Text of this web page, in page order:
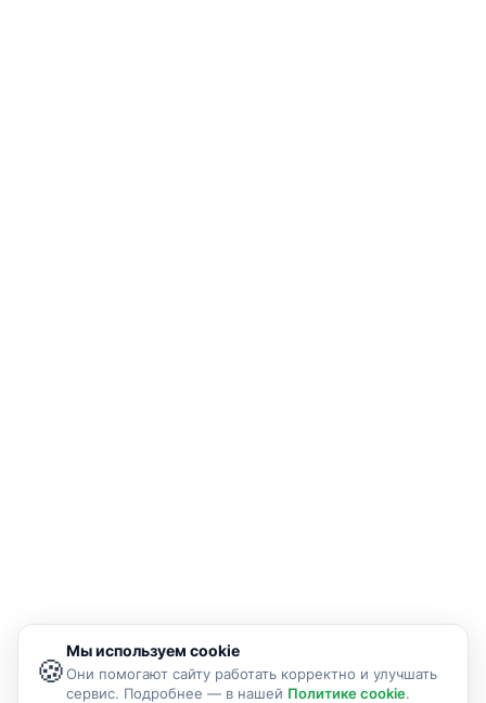
🍪
Мы используем cookie
Они помогают сайту работать корректно и улучшать
сервис. Подробнее — в нашей Политике cookie.